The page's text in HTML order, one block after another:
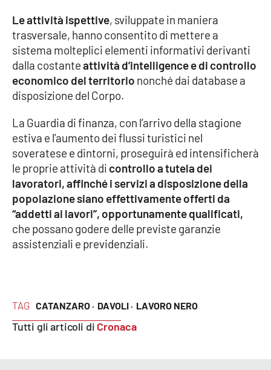
Cronaca
Cultura
Economia e Lavoro
Sanità
Società
Sport
RUBRICHE
Parchi Marini Calabria
TAG CATANZARO · DAVOLI · LAVORO NERO
Tutti gli articoli di Cronaca
Le attività ispettive, sviluppate in maniera
trasversale, hanno consentito di mettere a
sistema molteplici elementi informativi derivanti
dalla costanteattività d’intelligence e di controllo
economico del territorio nonché dai database a
disposizione del Corpo.
La Guardia di finanza, con l’arrivo della stagione
estiva e l’aumento dei flussi turistici nel
soveratese e dintorni, proseguirà ed intensificherà
le proprie attività di controllo a tutela dei
lavoratori, affinché i servizi a disposizione della
popolazione siano effettivamente offerti da
“addetti ai lavori”, opportunamente qualificati,
che possano godere delle previste garanzie
assistenziali e previdenziali.